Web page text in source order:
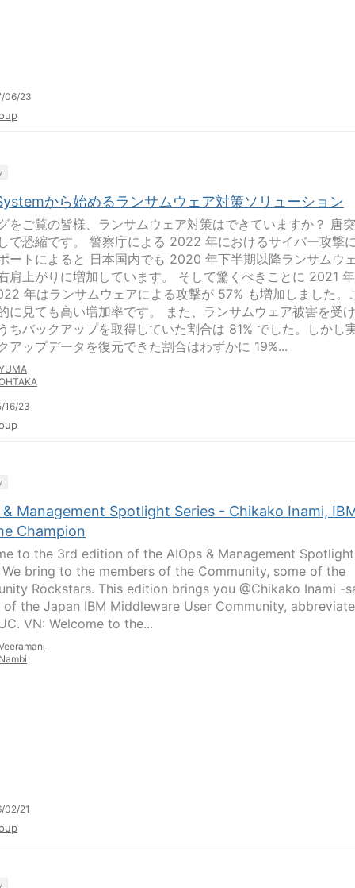
06/23
から始めるランサムウェア対策ソリューション
をご覧の皆様、ランサムウェア対策はできていますか？ 唐
で恐縮です。 警察庁による 2022 年におけるサイバー攻撃
ートによると 日本国内でも 2020 年下半期以降ランサムウ
肩上がりに増加しています。 そして驚くべきことに 2021
年はランサムウェアによる攻撃が 57% も増加しました。
に見ても高い増加率です。 また、ランサムウェア被害を受
ちバックアップを取得していた割合は 81% でした。しかし
アップデータを復元できた割合はわずかに 19%...
16/23
& Management Spotlight Series - Chikako Inami,
Champion
to the 3rd edition of the AIOps & Management Spotlight
We bring to the members of the Community, some of the
Rockstars. This edition brings you @Chikako Inami -
of the Japan IBM Middleware User Community,
VN: Welcome to the...
02/21